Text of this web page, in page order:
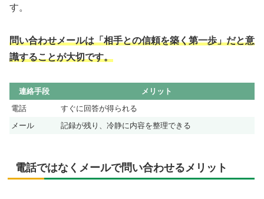
す。
問い合わせメールは「相手との信頼を築く第一歩」だと意
識することが大切です。
連絡手段
メリット
電話
すぐに回答が得られる
メール
記録が残り、冷静に内容を整理できる
電話ではなくメールで問い合わせるメリット